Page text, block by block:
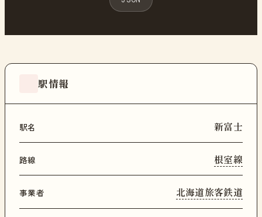
駅情報
駅名 新富士
路線 根室線
事業者 北海道旅客鉄道